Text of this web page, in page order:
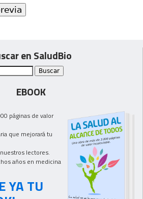
en SaludBio
EBOOK
páginas de valor
que mejorará tu
lectores.
años en medicina
YA TU